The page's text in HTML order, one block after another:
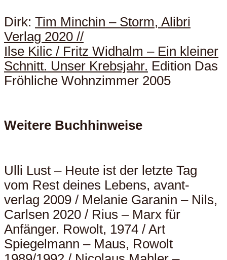
Dirk: Tim Minchin – Storm, Alibri
Verlag 2020 //
Ilse Kilic / Fritz Widhalm – Ein kleiner
Schnitt. Unser Krebsjahr. Edition Das
Fröhliche Wohnzimmer 2005
Weitere Buchhinweise
Ulli Lust – Heute ist der letzte Tag
vom Rest deines Lebens, avant-
verlag 2009 / Melanie Garanin – Nils,
Carlsen 2020 / Rius – Marx für
Anfänger. Rowolt, 1974 / Art
Spiegelmann – Maus, Rowolt